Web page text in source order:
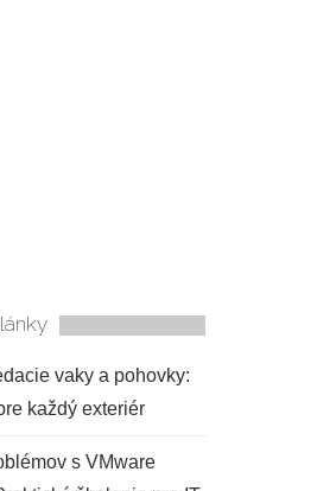
vaky a pohovky:
každý exteriér
s VMware